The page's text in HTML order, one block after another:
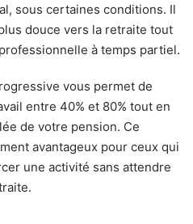
sous certaines conditions. Il
douce vers la retraite tout
à temps partiel.
vous permet de
entre 40% et 80% tout en
de votre pension. Ce
avantageux pour ceux qui
une activité sans attendre